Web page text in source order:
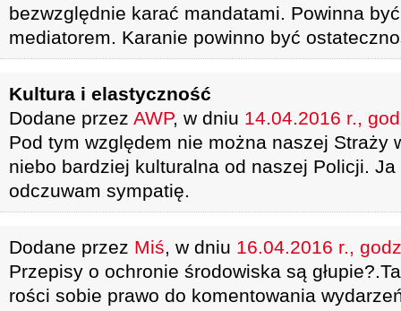
bezwzględnie karać mandatami. Powinna
mediatorem. Karanie powinno być
Kultura i elastyczność
Dodane przez AWP, w dniu 14.04.2016 r.,
Pod tym względem nie można naszej Straży
niebo bardziej kulturalna od naszej Policji.
odczuwam sympatię.
Dodane przez Miś, w dniu 16.04.2016 r.,
Przepisy o ochronie środowiska są
rości sobie prawo do komentowania